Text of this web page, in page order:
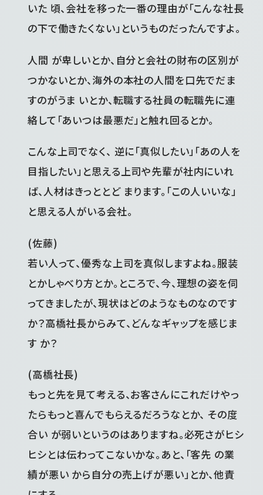
いた 頃、会社を移った一番の理由が「こんな社長
の下で働きたくない」というものだったんですよ。
人間 が卑しいとか、自分と会社の財布の区別が
つかないとか、海外の本社の人間を口先でだま
すのがうま いとか、転職する社員の転職先に連
絡して「あいつは最悪だ」と触れ回るとか。
こんな上司でなく、 逆に「真似したい」「あの人を
目指したい」と思える上司や先輩が社内にいれ
ば、人材はきっととど まります。「この人いいな」
と思える人がいる会社。
(佐藤)
若い人って、優秀な上司を真似しますよね。服装
とかしゃべり方とか。ところで、今、理想の姿を伺
ってきましたが、現状はどのようなものなのです
か？高橋社長からみて、どんなギャップを感じま
す か？
(高橋社長)
もっと先を見て考える、お客さんにこれだけやっ
たらもっと喜んでもらえるだろうなとか、 その度
合い が弱いというのはありますね。必死さがヒシ
ヒシとは伝わってこないかな。あと、「客先 の業
績が悪い から自分の売上げが悪い」とか、他責